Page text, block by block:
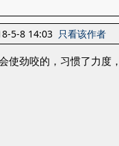
5-8 14:03 只看该作者
使劲咬的，习惯了力度